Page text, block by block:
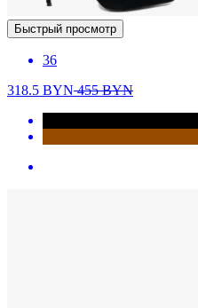
Быстрый просмотр
36
318.5 BYN455BYN